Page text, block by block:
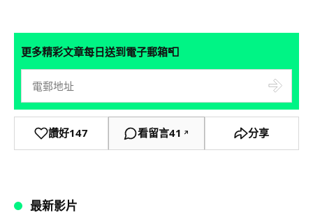
更多精彩文章每日送到電子郵箱📮
讚好147 看留言41 ↗ 分享
最新影片